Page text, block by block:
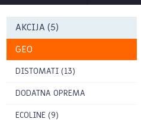
AKCIJA (5)
GEO
DISTOMATI (13)
DODATNA OPREMA
ECOLINE (9)